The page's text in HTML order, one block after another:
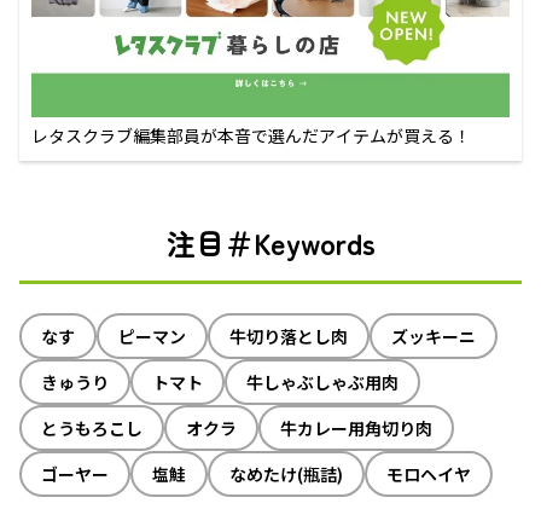
レタスクラブ編集部員が本音で選んだアイテムが買える！
注目＃Keywords
なす ピーマン 牛切り落とし肉
ズッキーニ
きゅうり
トマト
牛しゃぶしゃぶ用肉
とうもろこし
オクラ
牛カレー用角切り肉
ゴーヤー
塩鮭 なめたけ(瓶詰) モロヘイヤ